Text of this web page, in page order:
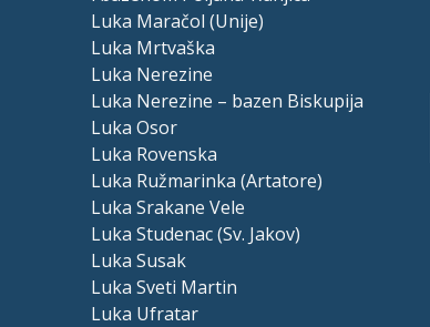
Luka Maračol (Unije)
Luka Mrtvaška
Luka Nerezine
Luka Nerezine – bazen Biskupija
Luka Osor
Luka Rovenska
Luka Ružmarinka (Artatore)
Luka Srakane Vele
Luka Studenac (Sv. Jakov)
Luka Susak
Luka Sveti Martin
Luka Ufratar